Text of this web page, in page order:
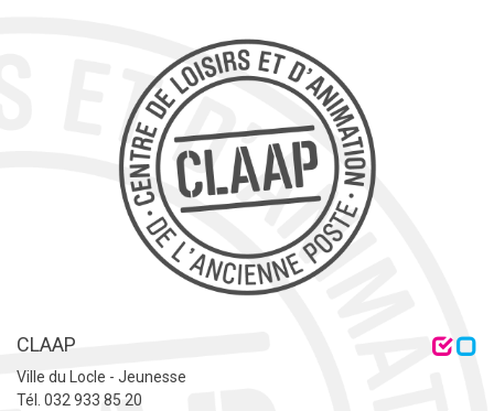
CLAAP
Ville du Locle - Jeunesse
Tél. 032 933 85 20